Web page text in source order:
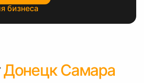
бизнеса
Донецк Самара